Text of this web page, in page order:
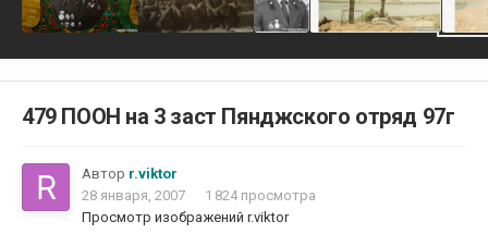
479 ПООН на 3 заст Пянджского отряд 97г
Автор r.viktor
28 января, 2007
1 824 просмотра
Просмотр изображений r.viktor